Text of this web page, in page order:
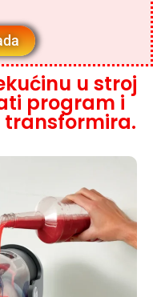
u stroj
program i